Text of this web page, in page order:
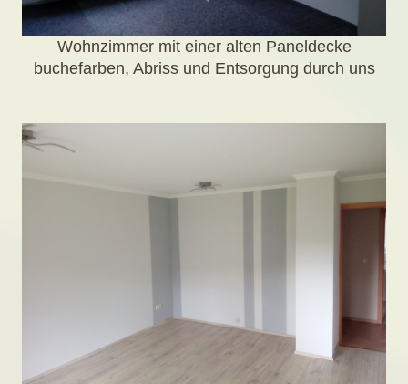
Wohnzimmer mit einer alten Paneldecke
buchefarben, Abriss und Entsorgung durch uns